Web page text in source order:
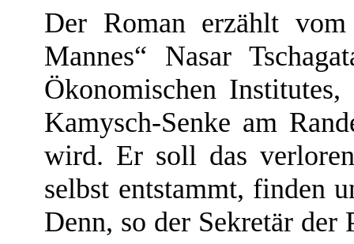
Der Roman erzählt vom
Mannes“ Nasar
Ökonomischen
Kamysch-Senke am
wird. Er soll das
selbst entstammt, finden
Denn, so der Sekretär